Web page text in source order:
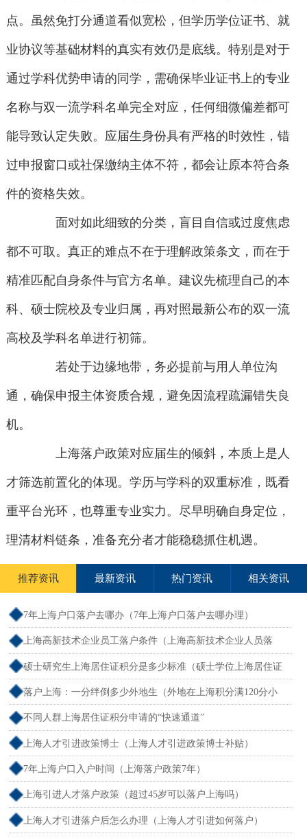
点。虽然免打分通道看似宽松，但学历学位证书、就
业协议等基础材料的真实有效仍是底线。特别是对于
通过学科优势申请的同学，需确保毕业证书上的专业
名称与双一流学科名单完全对应，任何细微偏差都可
能导致认定失败。应届生身份具有严格的时效性，错
过申报窗口或社保缴纳主体不符，都会让原本符合条
件的资格失效。
面对如此细致的分类，盲目自信或过度焦虑
都不可取。真正的难点不在于理解政策条文，而在于
精准匹配自身条件与官方名单。建议先梳理自己的本
科、硕士院校及专业归属，再对照最新公布的双一流
高校及学科名单进行初筛。
若处于边缘地带，务必提前与用人单位沟
通，确保申报主体资质合规，避免因流程疏漏错失良
机。
上海落户政策对应届生的倾斜，本质上是人
才筛选前置化的体现。学历与学科的双重标准，既看
重平台光环，也尊重专业实力。尽早明确自身定位，
理清材料链条，准备充分者才能稳稳抓住机遇。
推荐资讯 最新资讯 热门资讯 相关资讯
7年上海户口落户去哪办（7年上海户口落户去哪办理）
上海高新技术企业员工落户条件（上海高新技术企业人员落
户）
硕士研究生上海居住证积分是多少标准（硕士学位上海居住证
积分）
落户上海：一分绊倒多少外地生（外地在上海积分满120分小
孩可以考上海大学吗）
不同人群上海居住证积分申请的“快速通道”
上海人才引进政策博士（上海人才引进政策博士补贴）
7年上海户口入户时间（上海落户政策7年）
上海引进人才落户政策（超过45岁可以落户上海吗）
上海人才引进落户后怎么办理（上海人才引进如何落户）